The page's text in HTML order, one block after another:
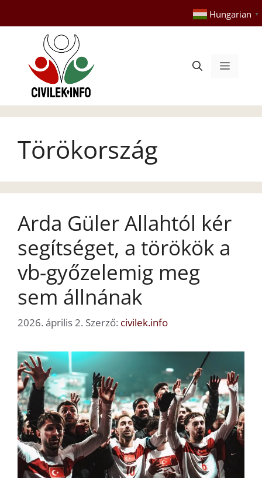
tartalomba
Hungarian ▼
Menü
Törökország
Arda Güler Allahtól kér
segítséget, a törökök a
vb-győzelemig meg
sem állnának
2026. április 2. Szerző: civilek.info